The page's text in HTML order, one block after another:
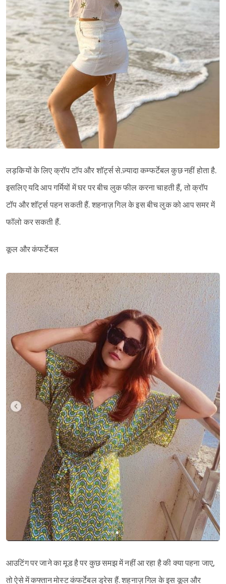
लड़कियों के लिए क्रॉप टॉप और शॉर्ट्स से.ज़्यादा कम्फर्टेबल कुछ नहीं होता है.
इसलिए यदि आप गर्मियों में घर पर बीच लुक फील करना चाहती हैं, तो क्रॉप
टॉप और शॉर्ट्स पहन सकती हैं. शहनाज़ गिल के इस बीच लुक को आप समर में
फॉलो कर सकती हैं.
कूल और कंफर्टेबल
आउटिंग पर जाने का मूड है पर कुछ समझ में नहीं आ रहा है की क्या पहना जाए,
तो ऐसे में कफ्तान मोस्ट कंफर्टेबल ड्रेस हैं. शहनाज़ गिल के इस कूल और